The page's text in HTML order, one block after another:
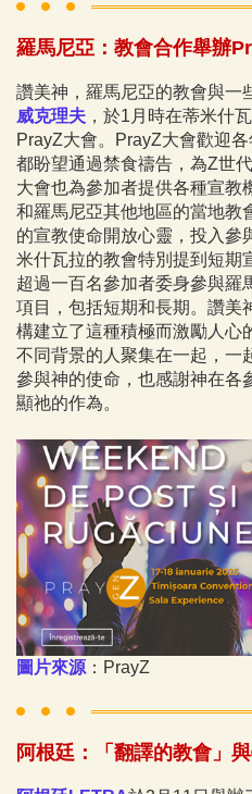
羅馬尼亞：教會合作舉辦
讚美神，羅馬尼亞的教會與一
威克理夫 ，於1月時在蒂米什
PrayZ大會。PrayZ大會歡迎
都盼望通過禁食禱告，為Z世
大會也為參加者提供各種宣教
和羅馬尼亞其他地區的當地教
的宣教使命開放心靈，投入參
米什瓦拉的教會特別提到短期
超過一百名參加者委身參與羅
項目，包括短期和長期。讚美
構建立了這種積極而激勵人心
不同背景的人聚集在一起，一
參與神的使命，也感謝神在各
顯祂的作為。
圖片來源 ：PrayZ
阿根廷：「翻譯的教會」